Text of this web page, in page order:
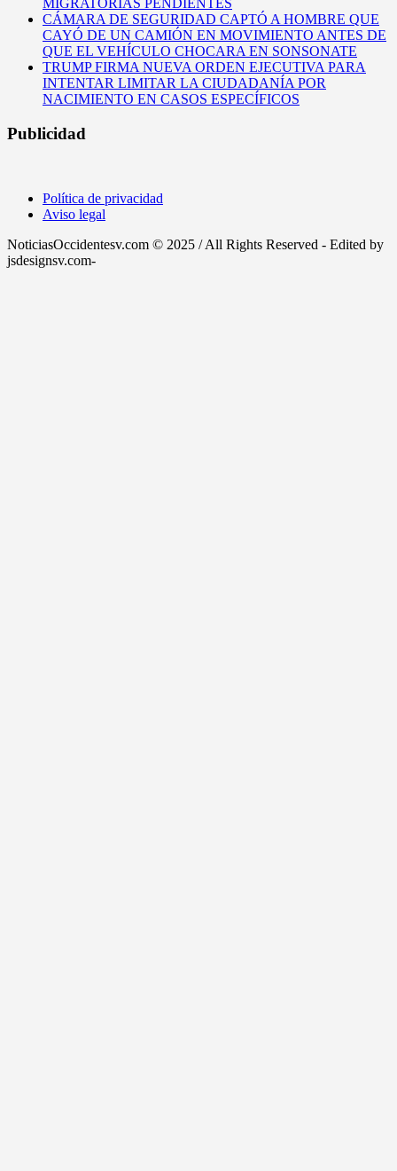
MIGRATORIAS PENDIENTES
CÁMARA DE SEGURIDAD CAPTÓ A HOMBRE QUE
CAYÓ DE UN CAMIÓN EN MOVIMIENTO ANTES DE
QUE EL VEHÍCULO CHOCARA EN SONSONATE
TRUMP FIRMA NUEVA ORDEN EJECUTIVA PARA
INTENTAR LIMITAR LA CIUDADANÍA POR
NACIMIENTO EN CASOS ESPECÍFICOS
Publicidad
Política de privacidad
Aviso legal
NoticiasOccidentesv.com © 2025 / All Rights Reserved - Edited by
jsdesignsv.com-